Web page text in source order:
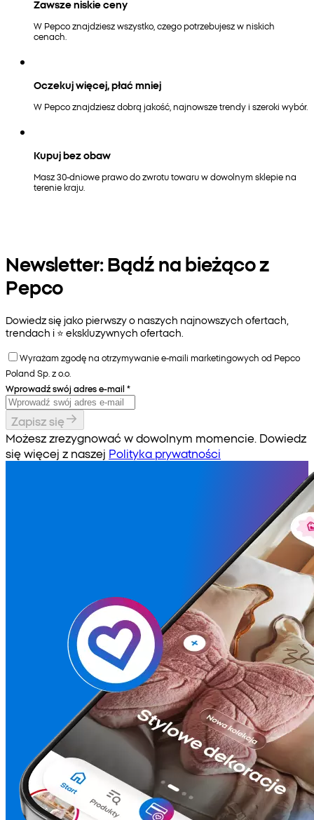
Zawsze niskie ceny
W Pepco znajdziesz wszystko, czego potrzebujesz w niskich
cenach.
Oczekuj więcej, płać mniej
W Pepco znajdziesz dobrą jakość, najnowsze trendy i szeroki wybór.
Kupuj bez obaw
Masz 30-dniowe prawo do zwrotu towaru w dowolnym sklepie na
terenie kraju.
Newsletter: Bądź na bieżąco z
Pepco
Dowiedz się jako pierwszy o naszych najnowszych ofertach,
trendach i ⭐️ ekskluzywnych ofertach.
Wyrażam zgodę na otrzymywanie e-maili marketingowych od Pepco
Poland Sp. z o.o.
Wprowadź swój adres e-mail *
Zapisz się
Możesz zrezygnować w dowolnym momencie. Dowiedz
się więcej z naszej Polityka prywatności